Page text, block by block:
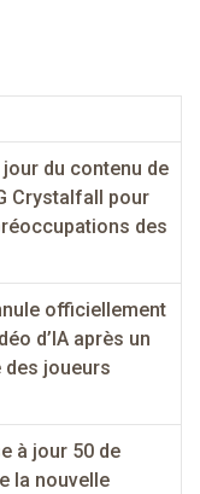
du contenu de
Crystalfall pour
des
officiellement
d’IA après un
joueurs
à jour 50 de
la nouvelle